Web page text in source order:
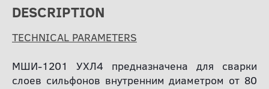
DESCRIPTION
TECHNICAL PARAMETERS
МШИ-1201 УХЛ4 предназначена для сварки
слоев сильфонов внутренним диаметром от 80